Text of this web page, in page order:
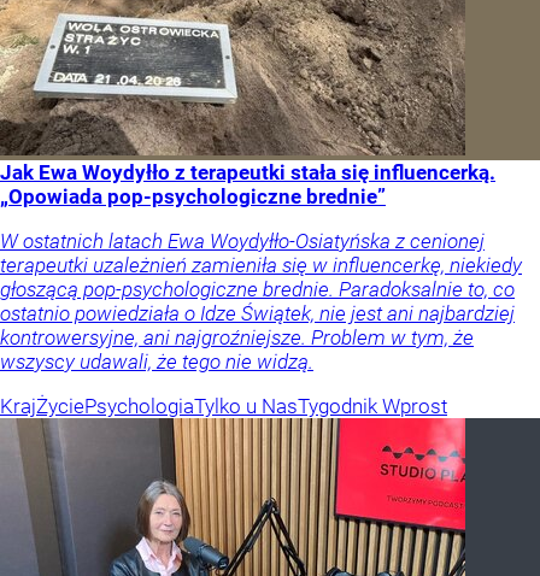
Jak Ewa Woydyłło z terapeutki stała się influencerką.
„Opowiada pop-psychologiczne brednie”
W ostatnich latach Ewa Woydyłło-Osiatyńska z cenionej
terapeutki uzależnień zamieniła się w influencerkę, niekiedy
głoszącą pop-psychologiczne brednie. Paradoksalnie to, co
ostatnio powiedziała o Idze Świątek, nie jest ani najbardziej
kontrowersyjne, ani najgroźniejsze. Problem w tym, że
wszyscy udawali, że tego nie widzą.
KrajŻyciePsychologiaTylko u NasTygodnik Wprost